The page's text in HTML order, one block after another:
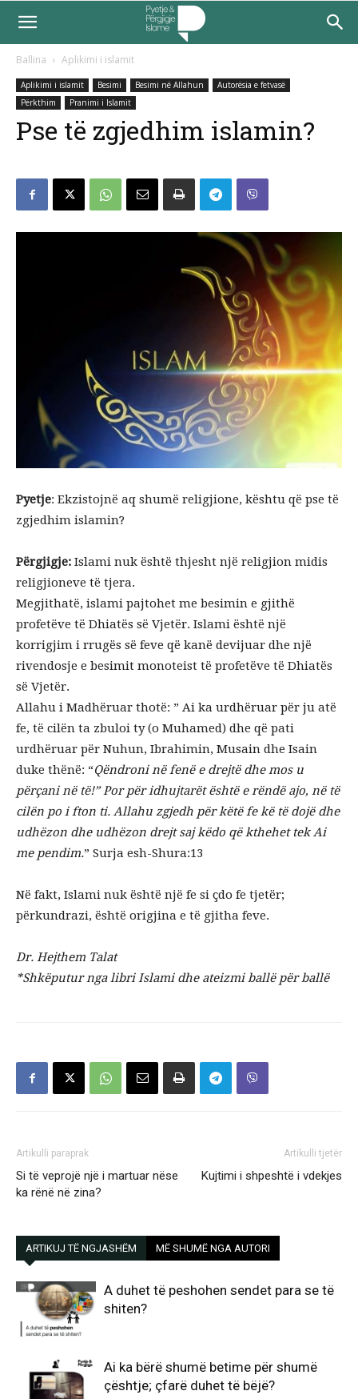
Ballina Aplikimi i islamit
Aplikimi i islamit Besimi Besimi në Allahun
Autorësia e fetvasë
Përkthim
Pranimi i Islamit
Pse të zgjedhim islamin?
Pyetje: Ekzistojnë aq shumë religjione, kështu që pse të
zgjedhim islamin?
Përgjigje: Islami nuk është thjesht një religjion midis
religjioneve të tjera.
Megjithatë, islami pajtohet me besimin e gjithë
profetëve të Dhiatës së Vjetër. Islami është një
korrigjim i rrugës së feve që kanë devijuar dhe një
rivendosje e besimit monoteist të profetëve të Dhiatës
së Vjetër.
Allahu i Madhëruar thotë: ” Ai ka urdhëruar për ju atë
fe, të cilën ta zbuloi ty (o Muhamed) dhe që pati
urdhëruar për Nuhun, Ibrahimin, Musain dhe Isain
duke thënë: “Qëndroni në fenë e drejtë dhe mos u
përçani në të!” Por për idhujtarët është e rëndë ajo, në të
cilën po i fton ti. Allahu zgjedh për këtë fe kë të dojë dhe
udhëzon dhe udhëzon drejt saj këdo që kthehet tek Ai
me pendim.” Surja esh-Shura:13
Në fakt, Islami nuk është një fe si çdo fe tjetër;
përkundrazi, është origjina e të gjitha feve.
Dr. Hejthem Talat
*Shkëputur nga libri Islami dhe ateizmi ballë për ballë
Artikulli paraprak
Si të veprojë një i martuar nëse
ka rënë në zina?
Artikulli tjetër
Kujtimi i shpeshtë i vdekjes
ARTIKUJ TË NGJASHËM MË SHUMË NGA AUTORI
A duhet të peshohen sendet para se të
shiten?
Ai ka bërë shumë betime për shumë
çështje; çfarë duhet të bëjë?